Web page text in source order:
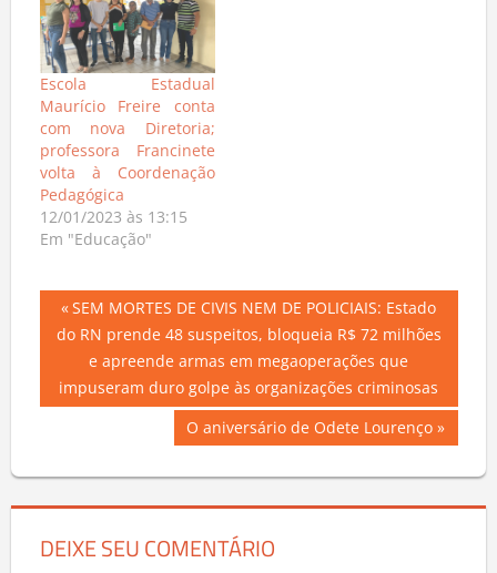
Escola Estadual
Maurício Freire conta
com nova Diretoria;
professora Francinete
volta à Coordenação
Pedagógica
12/01/2023 às 13:15
Em "Educação"
Navegação
Post
Previous
Post:
SEM MORTES DE CIVIS NEM DE POLICIAIS: Estado
do RN prende 48 suspeitos, bloqueia R$ 72 milhões
e apreende armas em megaoperações que
impuseram duro golpe às organizações criminosas
Next
O aniversário de Odete Lourenço
DEIXE SEU COMENTÁRIO